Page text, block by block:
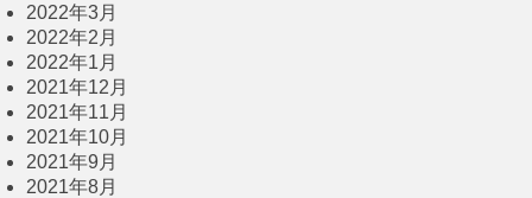
2022年3月
2022年2月
2022年1月
2021年12月
2021年11月
2021年10月
2021年9月
2021年8月